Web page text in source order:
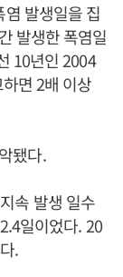
발생일을 집
발생한 폭염일
10년인 2004
면 2배 이상
됐다.
속 발생 일수
일이었다. 20
.